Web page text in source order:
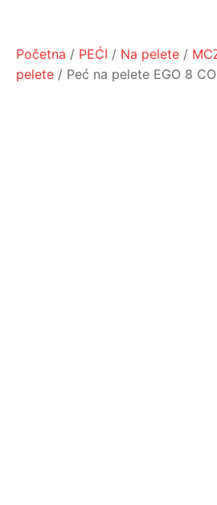
Početna / PEĆI / Na pelete /
pelete / Peć na pelete EGO 8